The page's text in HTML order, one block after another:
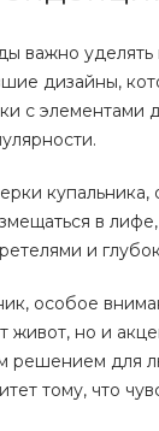
важно уделять
дизайны,
с элементами
в
и
особое
живот, но и
решением для
тому, что